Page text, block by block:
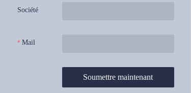
Société
Mail
Soumettre maintenant